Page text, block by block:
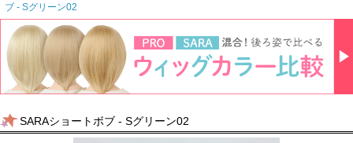
ブ - Sグリーン02
SARAショートボブ - Sグリーン02